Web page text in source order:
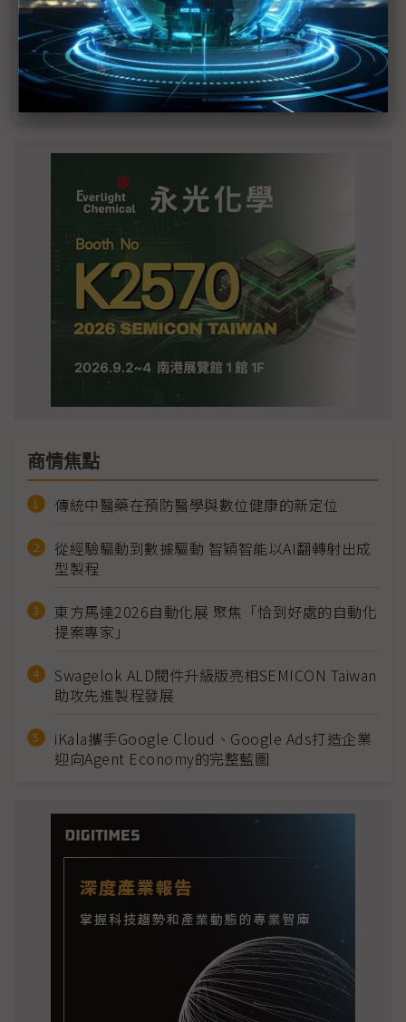
光進銅退更明確？ 聯發科估SerDes 448G為銅
線「最終戰場」
SpaceX晶片採購大轉向 Elon Musk捨超微全面
採用NVIDIA
商情焦點
傳統中醫藥在預防醫學與數位健康的新定位
從經驗驅動到數據驅動 智穎智能以AI翻轉射出成
型製程
東方馬達2026自動化展 聚焦「恰到好處的自動化
提案專家」
Swagelok ALD閥件升級版亮相SEMICON Taiwan
助攻先進製程發展
iKala攜手Google Cloud、Google Ads打造企業
迎向Agent Economy的完整藍圖